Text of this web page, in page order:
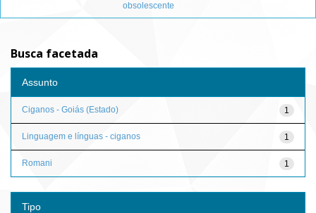
obsolescente
Busca facetada
Assunto
1
Ciganos - Goiás (Estado)
1
Linguagem e línguas - ciganos
1
Romani
Tipo